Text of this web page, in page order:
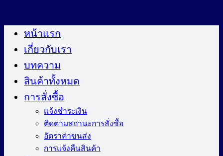
ไป
หน้าแรก
เกี่ยวกับเรา
บทความ
สินค้าทั้งหมด
การสั่งซื้อ
แจ้งชำระเงิน
ติดตามสถานะการสั่งซื้อ
อัตราค่าขนส่ง
การแจ้งคืนสินค้า